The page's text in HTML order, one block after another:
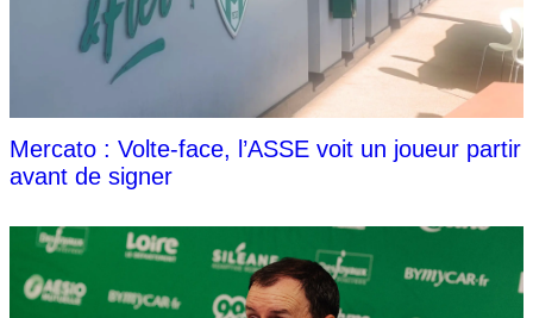
Mercato : Volte-face, l’ASSE voit un joueur partir
avant de signer